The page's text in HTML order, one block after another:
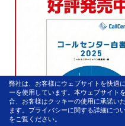
弊社は、お客様にウェブサイトを快適
ーを使用しています。本ウェブサイト
合、お客様はクッキーの使用に承諾い
ます。プライバシーに関する詳細につい
をご覧ください。